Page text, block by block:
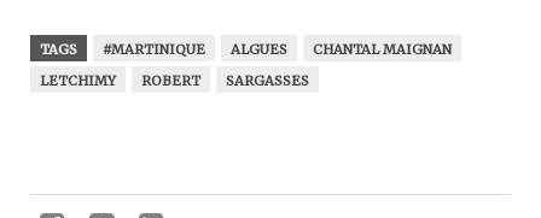
TAGS #MARTINIQUE ALGUES
CHANTAL MAIGNAN
LETCHIMY
ROBERT SARGASSES